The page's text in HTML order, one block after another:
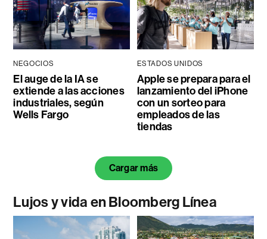
NEGOCIOS
El auge de la IA se
extiende a las acciones
industriales, según
Wells Fargo
ESTADOS UNIDOS
Apple se prepara para el
lanzamiento del iPhone
con un sorteo para
empleados de las
tiendas
Cargar más
Lujos y vida en Bloomberg Línea